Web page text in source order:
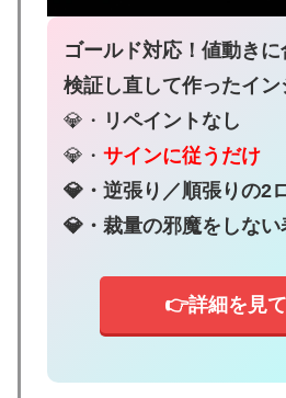
ゴールド対応！値動き
検証し直して作ったイン
💎・ リペイントなし
💎・ サインに従うだけ
💎・逆張り／順張りの2
💎・裁量の邪魔をしない
👉詳細を見